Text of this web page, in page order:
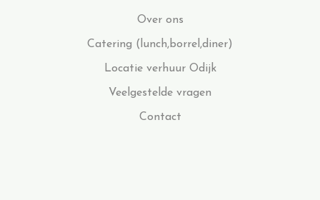
Over ons
Catering (lunch,borrel,diner)
Locatie verhuur Odijk
Veelgestelde vragen
Contact